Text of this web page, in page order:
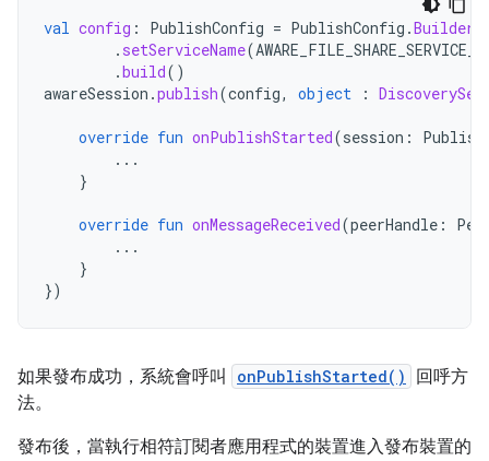
val config : PublishConfig = PublishConfig .Builder
. setServiceName(
.build()
awareSession .publish(config, object :
override fun onPublishStarted(session :
...
}
override fun onMessageReceived(peerHandle :
...
}
})
如果發布成功，系統會呼叫 onPublishStarted()
回呼方
法。
發布後，當執行相符訂閱者應用程式的裝置進入發布裝置的